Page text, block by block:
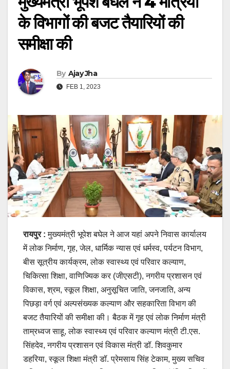
के विभागों की बजट तैयारियों की
समीक्षा की
By Ajay Jha
FEB 1, 2023
रायपुर : मुख्यमंत्री भूपेश बघेल ने आज यहां अपने निवास कार्यालय
में लोक निर्माण, गृह, जेल, धार्मिक न्यास एवं धर्मस्व, पर्यटन विभाग,
बीस सूत्रीय कार्यक्रम, लोक स्वास्थ्य एवं परिवार कल्याण,
चिकित्सा शिक्षा, वाणिज्यिक कर (जीएसटी), नगरीय प्रशासन एवं
विकास, श्रम, स्कूल शिक्षा, अनुसूचित जाति, जनजाति, अन्य
पिछड़ा वर्ग एवं अल्पसंख्यक कल्याण और सहकारिता विभाग की
बजट तैयारियों की समीक्षा की। बैठक में गृह एवं लोक निर्माण मंत्री
ताम्रध्वज साहू, लोक स्वास्थ्य एवं परिवार कल्याण मंत्री टी.एस.
सिंहदेव, नगरीय प्रशासन एवं विकास मंत्री डॉ. शिवकुमार
डहरिया, स्कूल शिक्षा मंत्री डॉ. प्रेमसाय सिंह टेकाम, मुख्य सचिव